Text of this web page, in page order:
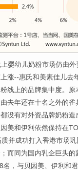
幼儿奶粉市场仍由外
涨--惠氏和美素佳儿
线上的品牌集中度。
去年还在十名之外的
没有对外资品牌奶粉
和伊利依然保持在
并成功打入香港市场
而同为国内乳企巨头
，与贝因美、伊利和